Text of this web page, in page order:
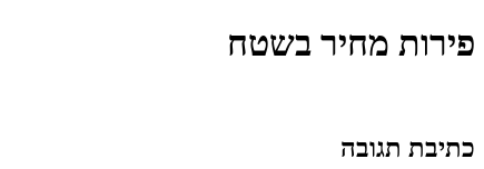
פירות מחיר בשטח
כתיבת תגובה